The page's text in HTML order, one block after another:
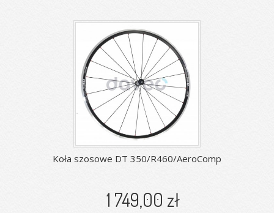
Koła szosowe DT 350/R460/AeroComp
1 749,00 zł